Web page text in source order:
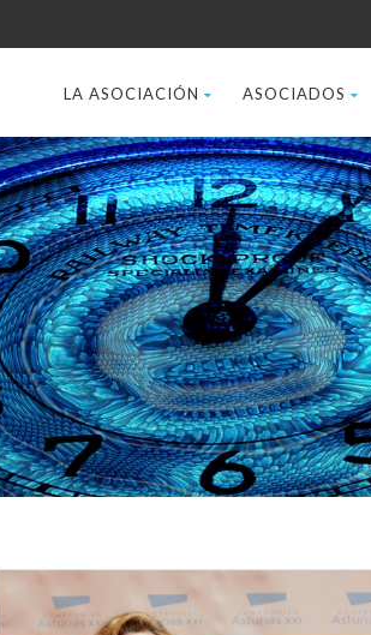
LA ASOCIACIÓN ASOCIADOS